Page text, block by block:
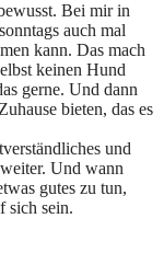
Bei mir in
auch mal
kann. Das mach
keinen Hund
gerne. Und dann
bieten, das es
und
Und wann
gutes zu tun,
sich sein.